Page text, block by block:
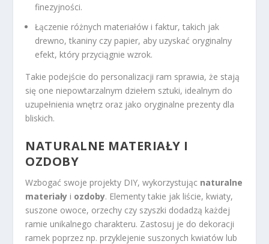
finezyjności.
Łączenie różnych materiałów i faktur, takich jak
drewno, tkaniny czy papier, aby uzyskać oryginalny
efekt, który przyciągnie wzrok.
Takie podejście do personalizacji ram sprawia, że stają
się one niepowtarzalnym dziełem sztuki, idealnym do
uzupełnienia wnętrz oraz jako oryginalne prezenty dla
bliskich.
NATURALNE MATERIAŁY I
OZDOBY
Wzbogać swoje projekty DIY, wykorzystując naturalne
materiały i ozdoby. Elementy takie jak liście, kwiaty,
suszone owoce, orzechy czy szyszki dodadzą każdej
ramie unikalnego charakteru. Zastosuj je do dekoracji
ramek poprzez np. przyklejenie suszonych kwiatów lub